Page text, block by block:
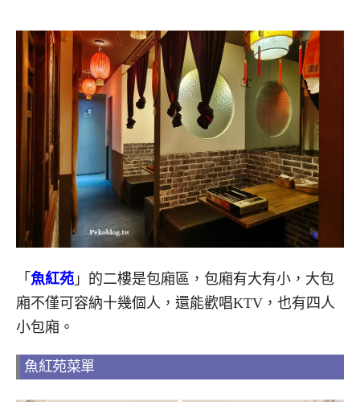
「 魚紅苑 」的二樓是包廂區，包廂有大有小，大包
廂不僅可容納十幾個人，還能歡唱KTV，也有四人
小包廂。
魚紅苑菜單